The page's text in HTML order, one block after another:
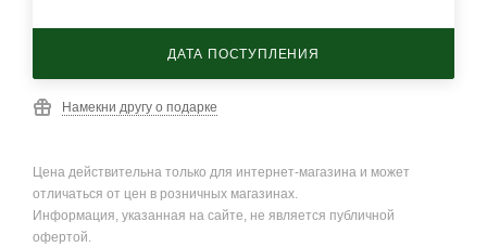
ДАТА ПОСТУПЛЕНИЯ
Намекни другу о подарке
Цена действительна только для интернет-магазина и может
отличаться от цен в розничных магазинах.
Информация, указанная на сайте, не является публичной
офертой.